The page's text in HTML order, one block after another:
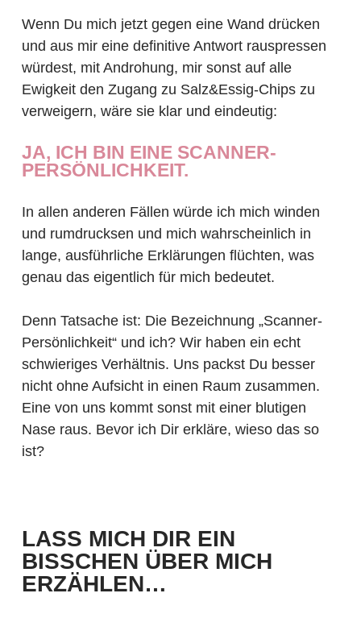
Wenn Du mich jetzt gegen eine Wand drücken
und aus mir eine definitive Antwort rauspressen
würdest, mit Androhung, mir sonst auf alle
Ewigkeit den Zugang zu Salz&Essig-Chips zu
verweigern, wäre sie klar und eindeutig:
JA, ICH BIN EINE SCANNER-
PERSÖNLICHKEIT.
In allen anderen Fällen würde ich mich winden
und rumdrucksen und mich wahrscheinlich in
lange, ausführliche Erklärungen flüchten, was
genau das eigentlich für mich bedeutet.
Denn Tatsache ist: Die Bezeichnung „Scanner-
Persönlichkeit“ und ich? Wir haben ein echt
schwieriges Verhältnis. Uns packst Du besser
nicht ohne Aufsicht in einen Raum zusammen.
Eine von uns kommt sonst mit einer blutigen
Nase raus. Bevor ich Dir erkläre, wieso das so
ist?
LASS MICH DIR EIN
BISSCHEN ÜBER MICH
ERZÄHLEN…